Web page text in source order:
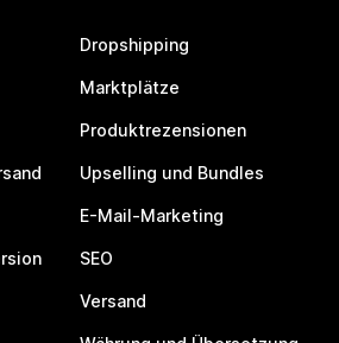
Dropshipping
Marktplätze
Produktrezensionen
Upselling und Bundles
E-Mail-Marketing
SEO
Versand